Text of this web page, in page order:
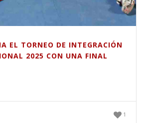
EL TORNEO DE INTEGRACIÓN
2025 CON UNA FINAL
1